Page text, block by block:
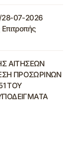
28-07-2026
ΑΙΤΗΣΕΩΝ
ΠΡΟΣΩΡΙΝΩΝ
ΤΟΥ